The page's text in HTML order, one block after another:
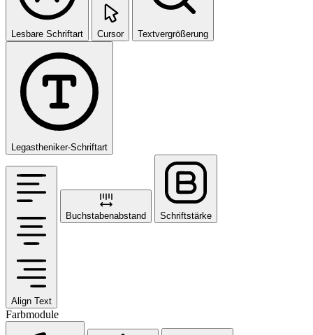
Lesbare Schriftart Cursor Textvergrößerung
Legastheniker-Schriftart
Align Text
Buchstabenabstand Schriftstärke
Farbmodule